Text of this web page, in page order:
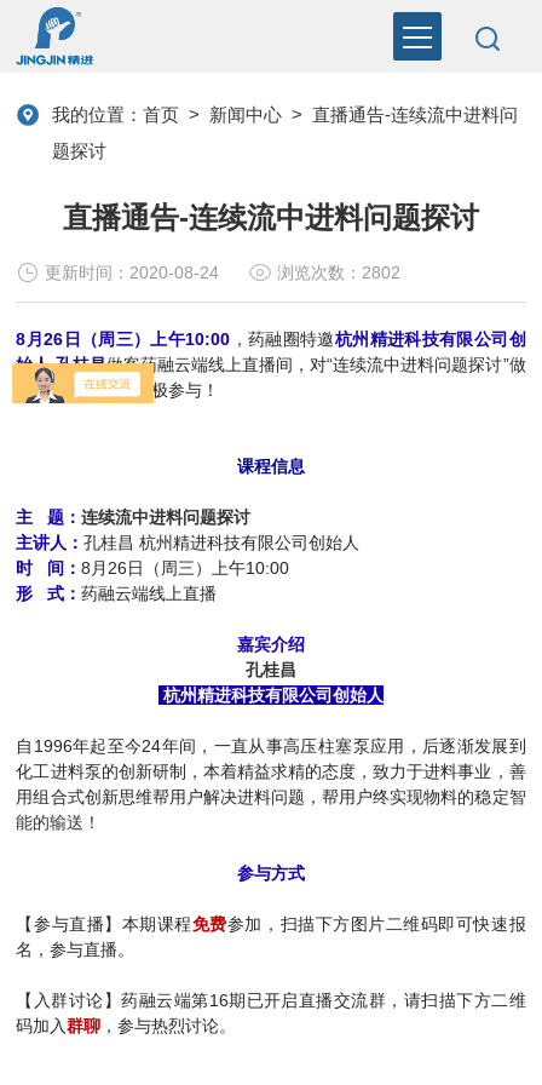
我的位置：首页 > 新闻中心 >直播通告-连续流中进料问
题探讨
直播通告-连续流中进料问题探讨
更新时间：2020-08-24 浏览次数：2802
8月26日（周三）上午10:00 ， 药融圈特邀杭州精进科技有限公司创
始人 孔桂昌做客药融云端线上直播间，对“连续流中进料问题探讨”做
专题分享，欢迎积极参与！
课程信息
主 题：连续流中进料问题探讨
主讲人：孔桂昌 杭州精进科技有限公司创始人
时 间：8月26日（周三）上午10:00
形 式：药融云端线上直播
嘉宾介绍
孔桂昌
杭州精进科技有限公司创始人
自1996年起至今24年间，一直从事高压柱塞泵应用，后逐渐发展到
化工进料泵的创新研制，本着精益求精的态度，致力于进料事业，善
用组合式创新思维帮用户解决进料问题，帮用户终实现物料的稳定智
能的输送！
参与方式
【参与直播】本期课程免费参加，扫描下方图片二维码即可快速报
名，参与直播。
【入群讨论】药融云端第16期已开启直播交流群，请扫描下方二维
码加入群聊 ，参与热烈讨论。